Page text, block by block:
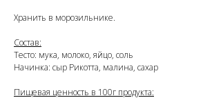
Хранить в морозильнике.
Состав:
Тесто: мука, молоко, яйцо, соль
Начинка: сыр Рикотта, малина, сахар
Пищевая ценность в 100г продукта: